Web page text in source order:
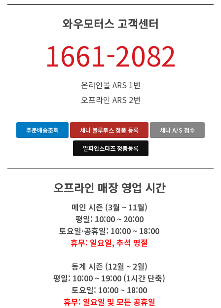
와우모터스 고객센터
1661-2082
온라인몰 ARS 1번
오프라인 ARS 2번
주문배송조회 세나 블루투스 정품 등록 세나 A/S 접수
알파인스타즈 정품등록
오프라인 매장 영업 시간
메인 시즌 (3월 ~ 11월)
평일: 10:00 ~ 20:00
토요일·공휴일: 10:00 ~ 18:00
휴무: 일요일, 추석 명절
동계 시즌 (12월 ~ 2월)
평일: 10:00 ~ 19:00 (1시간 단축)
토요일: 10:00 ~ 18:00
휴무: 일요일 및 모든 공휴일